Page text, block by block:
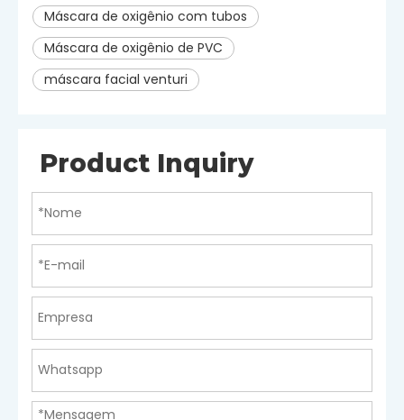
Máscara de oxigênio com tubos
Máscara de oxigênio de PVC
máscara facial venturi
Product Inquiry